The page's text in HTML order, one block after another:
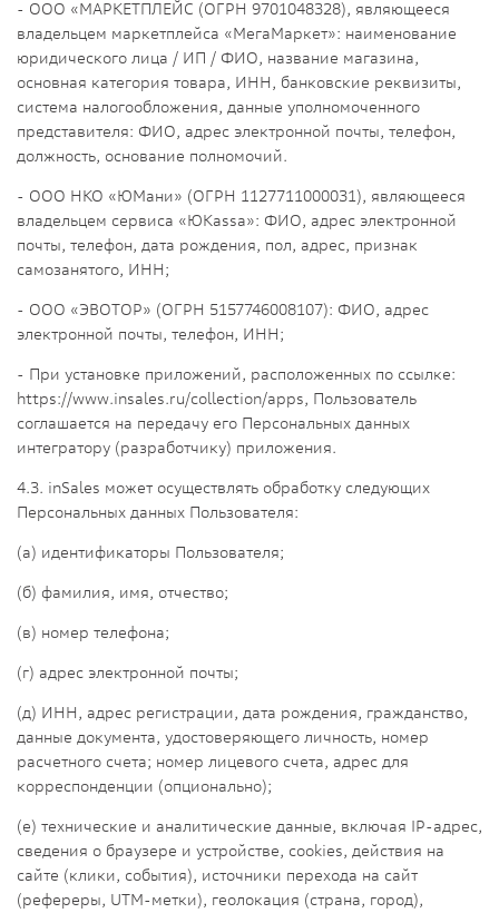
- ООО «МАРКЕТПЛЕЙС (ОГРН 9701048328), являющееся
владельцем маркетплейса «МегаМаркет»: наименование
юридического лица / ИП / ФИО, название магазина,
основная категория товара, ИНН, банковские реквизиты,
система налогообложения, данные уполномоченного
представителя: ФИО, адрес электронной почты, телефон,
должность, основание полномочий.
- ООО НКО «ЮМани» (ОГРН 1127711000031), являющееся
владельцем сервиса «ЮКаssa»: ФИО, адрес электронной
почты, телефон, дата рождения, пол, адрес, признак
самозанятого, ИНН;
- ООО «ЭВОТОР» (ОГРН 5157746008107): ФИО, адрес
электронной почты, телефон, ИНН;
- При установке приложений, расположенных по ссылке:
https://www.insales.ru/collection/apps, Пользователь
соглашается на передачу его Персональных данных
интегратору (разработчику) приложения.
4.3. inSales может осуществлять обработку следующих
Персональных данных Пользователя:
(а) идентификаторы Пользователя;
(б) фамилия, имя, отчество;
(в) номер телефона;
(г) адрес электронной почты;
(д) ИНН, адрес регистрации, дата рождения, гражданство,
данные документа, удостоверяющего личность, номер
расчетного счета; номер лицевого счета, адрес для
корреспонденции (опционально);
(е) технические и аналитические данные, включая IP-адрес,
сведения о браузере и устройстве, сookies, действия на
сайте (клики, события), источники перехода на сайт
(рефереры, UTM-метки), геолокация (страна, город),